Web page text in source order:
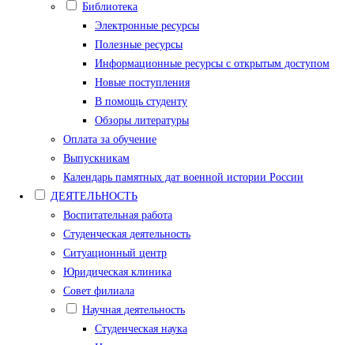
Библиотека
Электронные ресурсы
Полезные ресурсы
Информационные ресурсы с открытым доступом
Новые поступления
В помощь студенту
Обзоры литературы
Оплата за обучение
Выпускникам
Календарь памятных дат военной истории России
ДЕЯТЕЛЬНОСТЬ
Воспитательная работа
Студенческая деятельность
Ситуационный центр
Юридическая клиника
Совет филиала
Научная деятельность
Студенческая наука